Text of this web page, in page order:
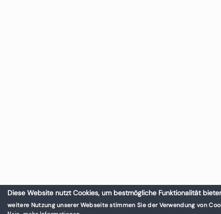
Diese Website nutzt Cookies, um bestmögliche Funktionalität
weitere Nutzung unserer Webseite stimmen Sie der Verwendung von